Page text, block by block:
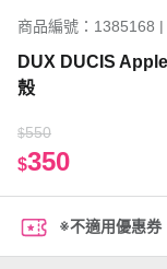
商品編號：1385168
DUX DUCIS
殼
$550
$350
※不適用優惠券